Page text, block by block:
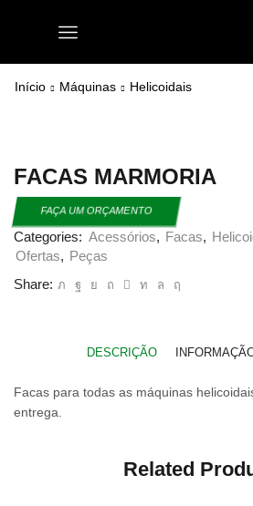
Início Máquinas Helicoidais
FACAS MARMORIA
FAÇA UM ORÇAMENTO
Categories: Acessórios, Facas,
Ofertas, Peças
Share:
DESCRIÇÃO
Facas para todas as máquinas
entrega.
Related